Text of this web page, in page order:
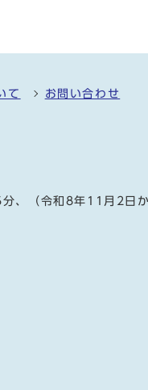
て お問い合わせ
、（令和8年11月2日か